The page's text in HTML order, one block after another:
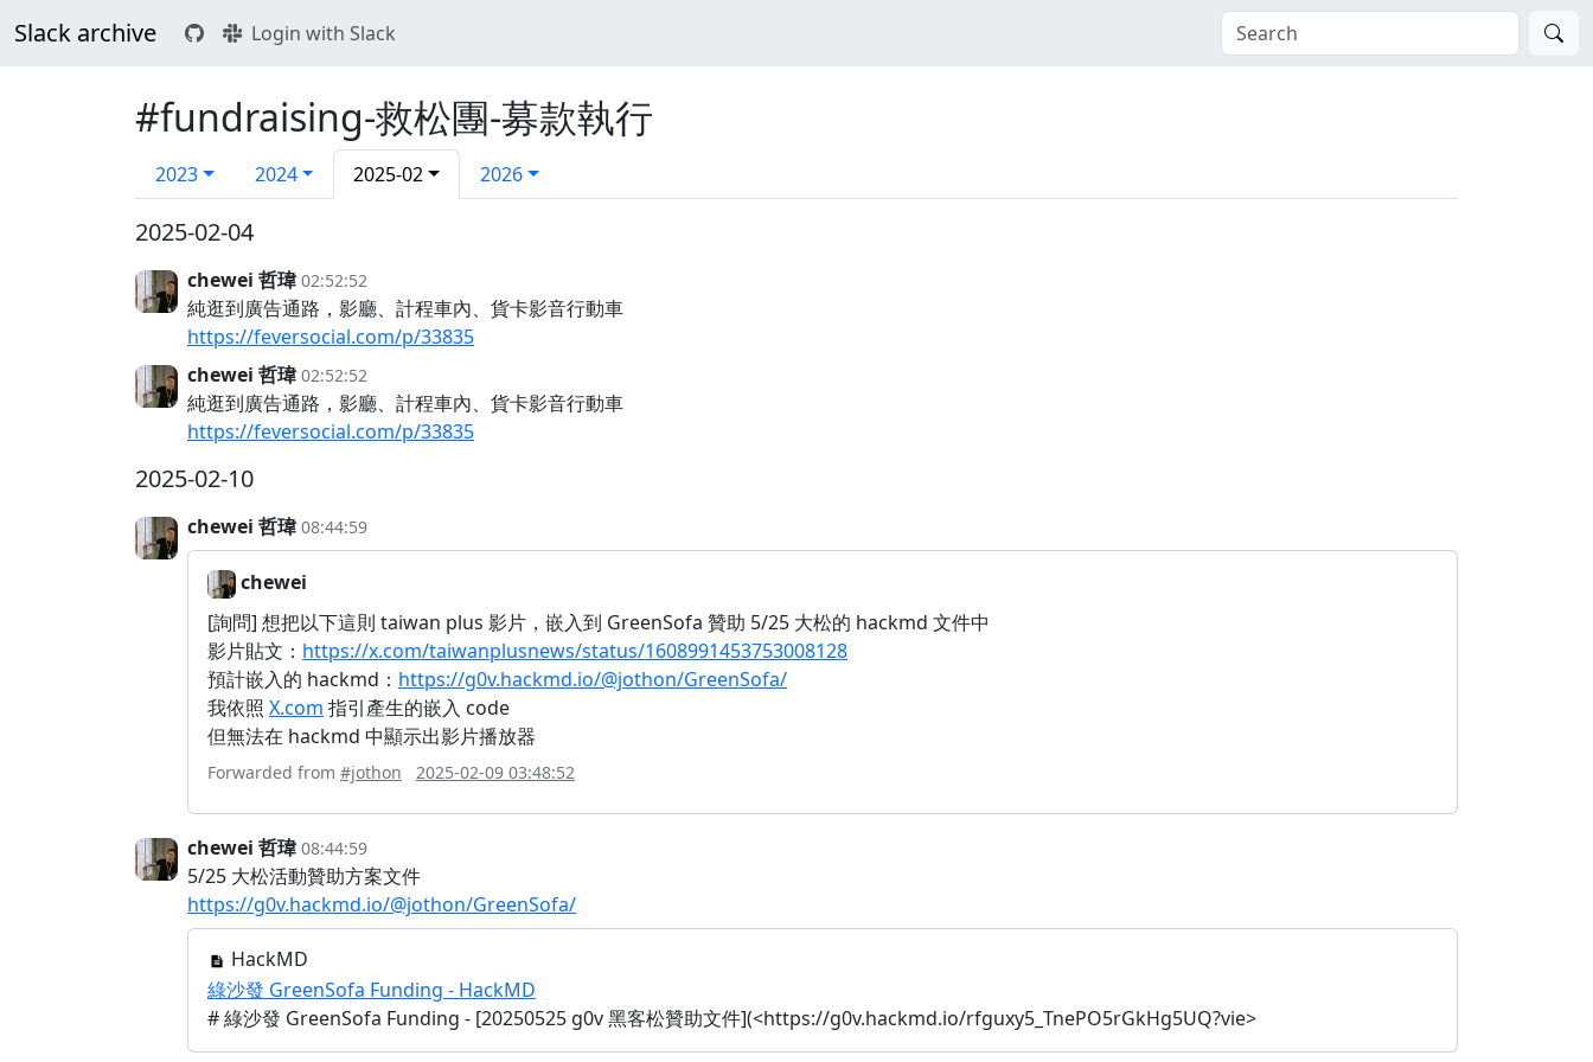
Slack archive Login with Slack
#fundraising-救松團-募款執行
2023 2024 2025-02 2026
2025-02-04
chewei 哲瑋 02:52:52
純逛到廣告通路，影廳、計程車內、貨卡影音行動車
https://feversocial.com/p/33835
chewei 哲瑋 02:52:52
純逛到廣告通路，影廳、計程車內、貨卡影音行動車
https://feversocial.com/p/33835
2025-02-10
chewei 哲瑋 08:44:59
chewei
[詢問] 想把以下這則 taiwan plus 影片，嵌入到 GreenSofa 贊助 5/25 大松的 hackmd 文件中
影片貼文： https://x.com/taiwanplusnews/status/1608991453753008128
預計嵌入的 hackmd： https://g0v.hackmd.io/@jothon/GreenSofa/
我依照 X.com 指引產生的嵌入 code
但無法在 hackmd 中顯示出影片播放器
Forwarded from #jothon 2025-02-09 03:48:52
chewei 哲瑋 08:44:59
5/25 大松活動贊助方案文件
https://g0v.hackmd.io/@jothon/GreenSofa/
HackMD
綠沙發 GreenSofa Funding - HackMD
# 綠沙發 GreenSofa Funding - [20250525 g0v 黑客松贊助文件](<https://g0v.hackmd.io/rfguxy5_TnePO5rGkHg5UQ?vie>